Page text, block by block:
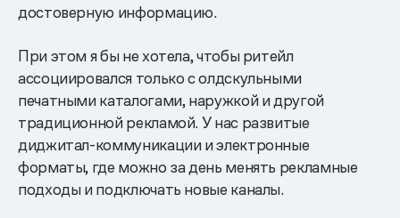
достоверную информацию.
При этом я бы не хотела, чтобы ритейл
ассоциировался только с олдскульными
печатными каталогами, наружкой и другой
традиционной рекламой. У нас развитые
диджитал-коммуникации и электронные
форматы, где можно за день менять рекламные
подходы и подключать новые каналы.